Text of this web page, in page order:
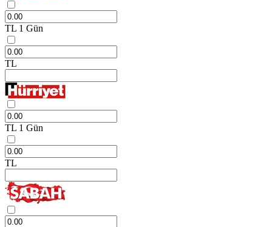
TL 1 Gün
TL
TL 1 Gün
TL